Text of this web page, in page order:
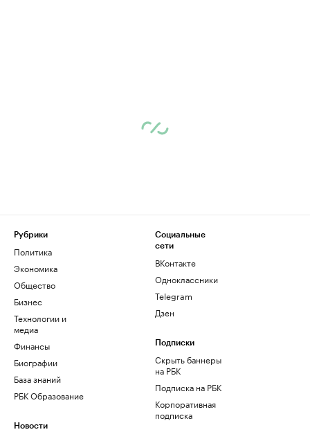
Рубрики
Политика
Экономика
Общество
Бизнес
Технологии и
медиа
Финансы
Биографии
База знаний
РБК Образование
Новости
Социальные
сети
ВКонтакте
Одноклассники
Telegram
Дзен
Подписки
Скрыть баннеры
на РБК
Подписка на РБК
Корпоративная
подписка